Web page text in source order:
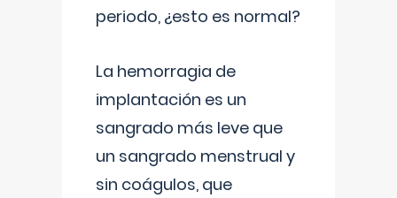
periodo, ¿esto es normal?
La hemorragia de
implantación es un
sangrado más leve que
un sangrado menstrual y
sin coágulos, que